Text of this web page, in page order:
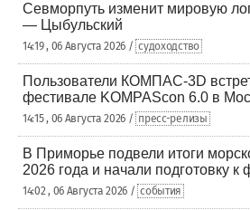
Севморпуть изменит мировую
— Цыбульский
14:19 , 06 Августа 2026 / судоходство
Пользователи КОМПАС-3D
фестивале KOMPAScon 6.0 в
14:15 , 06 Августа 2026 / пресс-релизы
В Приморье подвели итоги
2026 года и начали подготовку к
14:02 , 06 Августа 2026 / события